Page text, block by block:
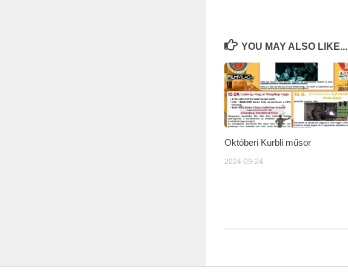
YOU MAY ALSO LIKE...
Októberi Kurbli műsor
2024-09-24